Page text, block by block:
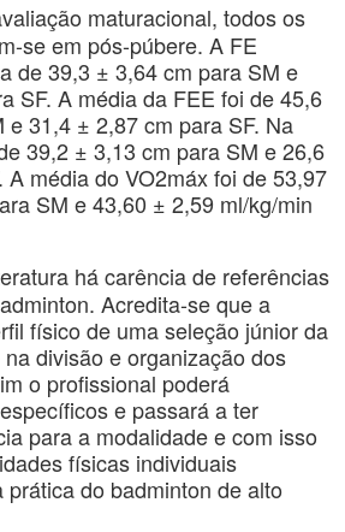
maturacional, todos os
se em pós-púbere. A FE
de 39,3 ± 3,64 cm para SM e
SF. A média da FEE foi de 45,6
e 31,4 ± 2,87 cm para SF. Na
39,2 ± 3,13 cm para SM e 26,6
A média do VO2máx foi de 53,97
SM e 43,60 ± 2,59 ml/kg/min
há carência de referências
Acredita-se que a
físico de uma seleção júnior da
divisão e organização dos
o profissional poderá
e passará a ter
para a modalidade e com isso
físicas individuais
prática do badminton de alto